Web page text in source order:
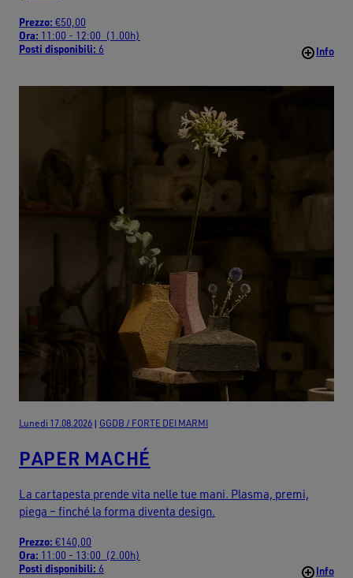
Prezzo: €50,00
Ora: 11:00 - 12:00 (1.00h)
Posti disponibili: 6 Info
Lunedi 17.08.2026 | GGDB / FORTE DEI MARMI
PAPER MACHÉ
La cartapesta prende vita nelle tue mani. Plasma, premi,
piega – finché la forma diventa design.
Prezzo: €140,00
Ora: 11:00 - 13:00 (2.00h)
Posti disponibili: 6 Info